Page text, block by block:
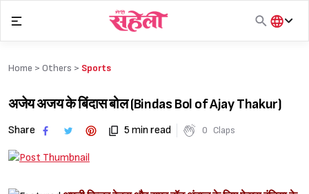
content
हिंदी
Home > Others > Sports
अजेय अजय के बिंदास बोल (Bindas Bol of Ajay Thakur)
Share 5 min read 0 Claps